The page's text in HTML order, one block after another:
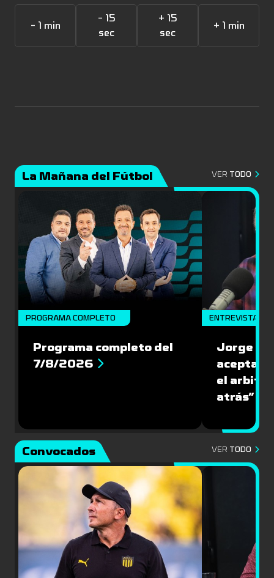
- 1 min
- 15
sec
+ 15
sec
+ 1 min
La Mañana del Fútbol VER TODO
PROGRAMA COMPLETO
Programa completo del
7/8/2026
ENTREVISTA
Jorge
aceptar
el
atrás”
Convocados VER TODO